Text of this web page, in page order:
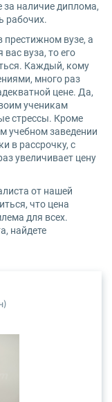
за наличие диплома,
рабочих.
престижном вузе, а
вас вуза, то его
Каждый, кому
много раз
цене. Да,
ученикам
стрессы. Кроме
учебном заведении
в рассрочку, с
увеличивает цену
от нашей
что цена
для всех.
найдете